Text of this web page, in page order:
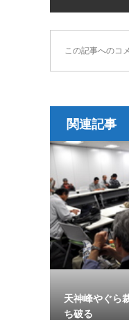
この記事へのコ
関連記事
天神峰やぐら
ち破る